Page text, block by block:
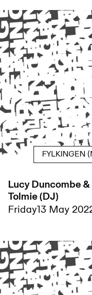
FYLKINGEN
Lucy Duncombe
Tolmie (DJ)
Friday13 May